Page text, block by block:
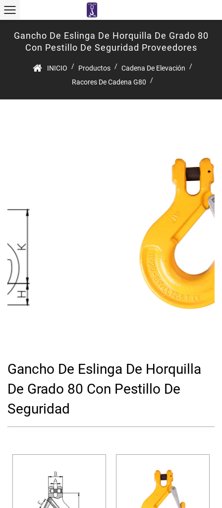
Gancho De Eslinga De Horquilla De Grado 80
Con Pestillo De Seguridad Proveedores
INICIO / Productos / Cadena De Elevación
/
Racores De Cadena G80
/
Gancho De Eslinga De Horquilla
De Grado 80 Con Pestillo De
Seguridad